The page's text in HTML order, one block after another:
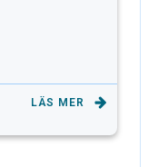
LÄS MER